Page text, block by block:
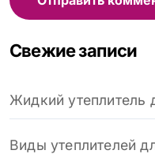
Свежие записи
Жидкий утеплитель
Виды утеплителей